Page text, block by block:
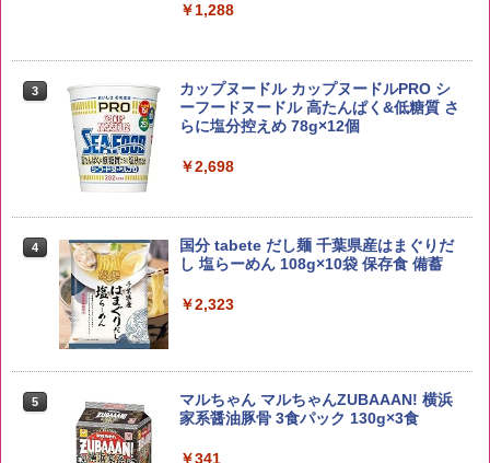
3
by Amazon あきたこまちブレンド 無洗
米 5kg
￥3,396
4
野沢農産 無洗米 青い流るる コシヒカリ
5kg 長野県産 令和7年産
￥3,980
5
【在庫処分価格】ももたろう印 無洗米 5
kg 業務用 お米マイスターブレンド
￥2,680
3
角ハイボール 350ml×24本 サントリー ウ
イスキー ハイボール 缶
4
【数量限定】竹鶴ピュアモルト700ml ア
サヒ [ ウイスキー 日本 700ml ]【中元 ギ
フト プレゼント 贈り物に】
￥6,783
5
サントリー シングルモルト ウイスキー
白州 Story of the Distillery 2026 化粧箱
入 700ml
￥1,288
3
カップヌードル カップヌードルPRO シ
ーフードヌードル 高たんぱく&低糖質 さ
らに塩分控えめ 78g×12個
￥2,698
4
国分 tabete だし麺 千葉県産はまぐりだ
し 塩らーめん 108g×10袋 保存食 備蓄
￥2,323
5
マルちゃん マルちゃんZUBAAAN! 横浜
家系醤油豚骨 3食パック 130g×3食
￥341